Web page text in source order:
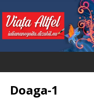
Doaga-1